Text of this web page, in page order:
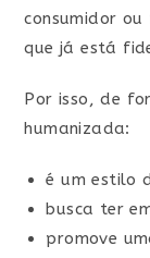
consumidor
que já está
Por isso, de
humanizada:
é um estilo
busca ter
promove